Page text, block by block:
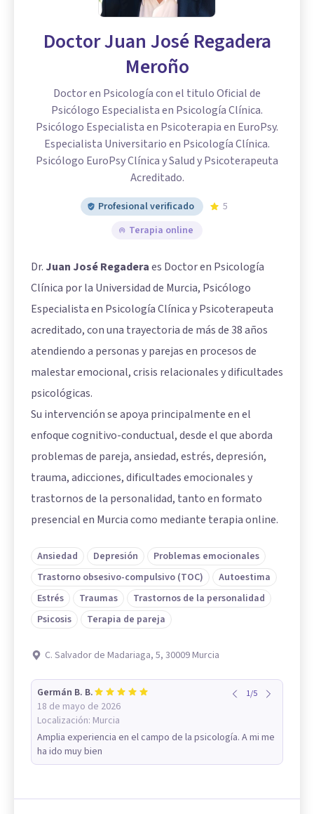
Doctor Juan José Regadera
Meroño
Doctor en Psicología con el titulo Oficial de
Psicólogo Especialista en Psicología Clínica.
Psicólogo Especialista en Psicoterapia en EuroPsy.
Especialista Universitario en Psicología Clínica.
Psicólogo EuroPsy Clínica y Salud y Psicoterapeuta
Acreditado.
Profesional verificado
5
Terapia online
Dr. Juan José Regaderaes Doctor en Psicología
Clínica por la Universidad de Murcia, Psicólogo
Especialista en Psicología Clínica y Psicoterapeuta
acreditado, con una trayectoria de más de 38 años
atendiendo a personas y parejas en procesos de
malestar emocional, crisis relacionales y dificultades
psicológicas.
Su intervención se apoya principalmente en el
enfoque cognitivo-conductual, desde el que aborda
problemas de pareja, ansiedad, estrés, depresión,
trauma, adicciones, dificultades emocionales y
trastornos de la personalidad, tanto en formato
presencial en Murcia como mediante terapia online.
Ansiedad Depresión
Problemas emocionales
Trastorno obsesivo-compulsivo (TOC)
Autoestima
Estrés
Traumas
Trastornos de la personalidad
Psicosis
Terapia de pareja
C. Salvador de Madariaga, 5, 30009 Murcia
Germán B. B.
18 de mayo de 2026
Localización: Murcia
1/5
Amplia experiencia en el campo de la psicología. A mi me
ha ido muy bien